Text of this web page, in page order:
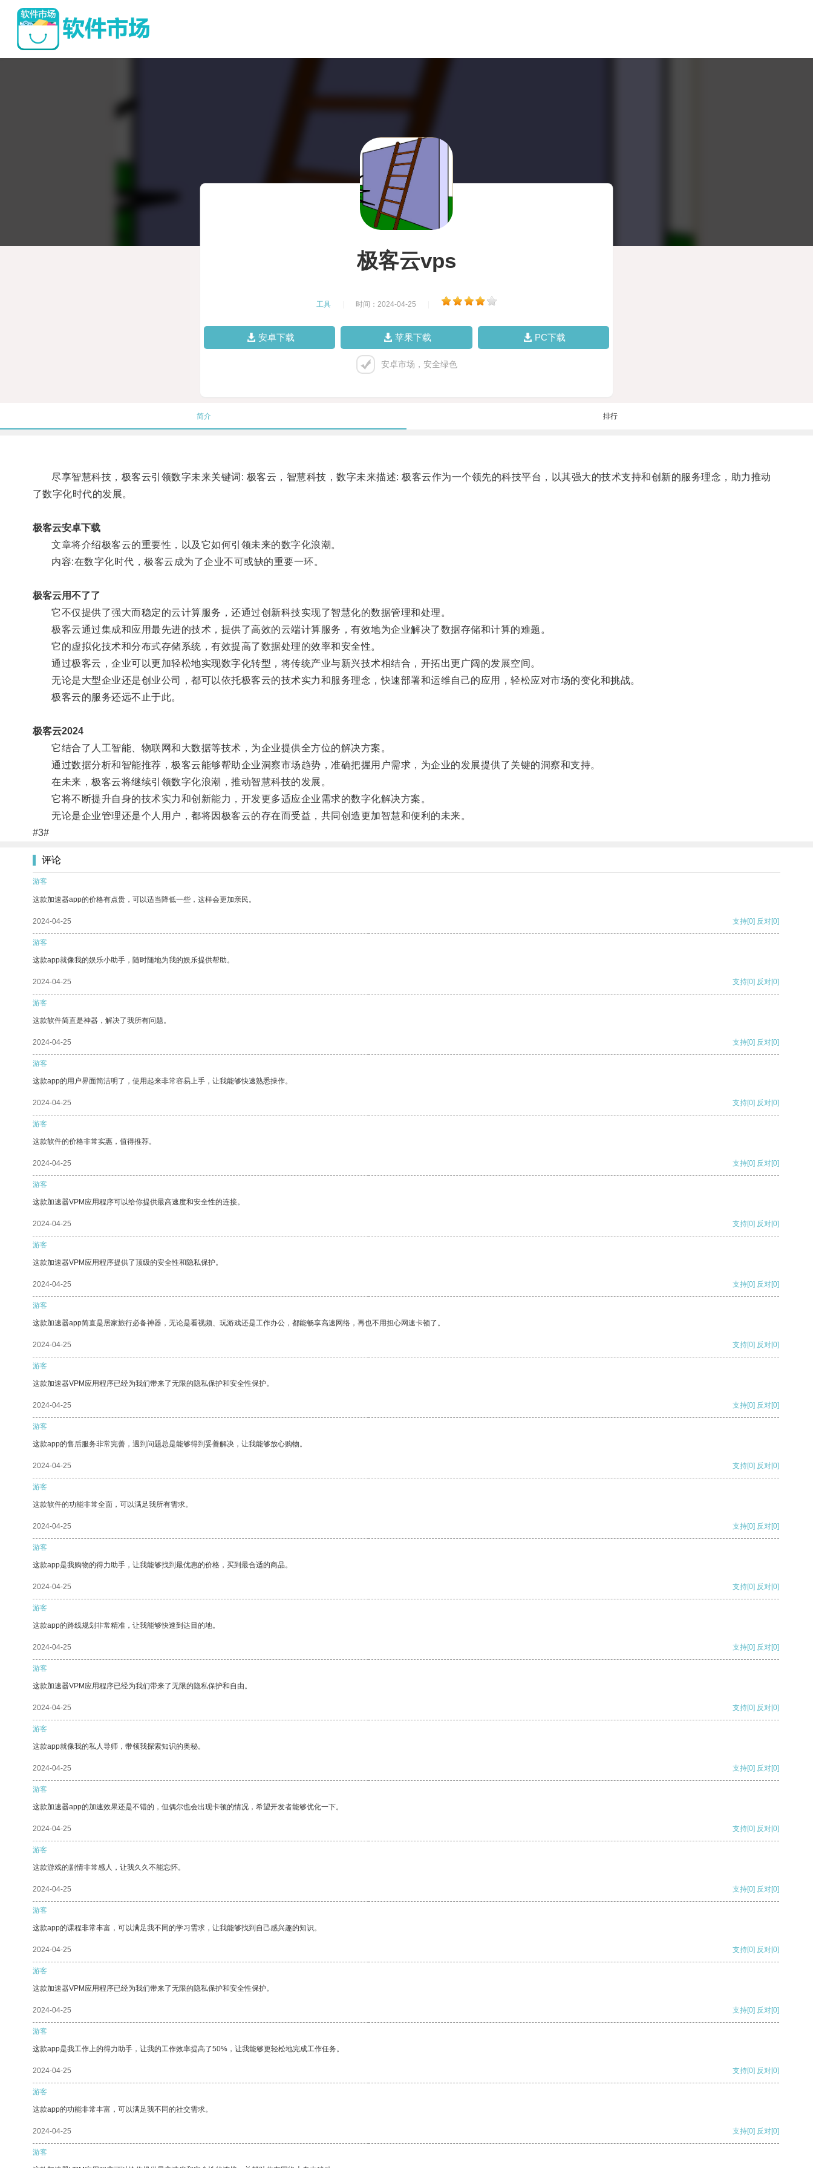
极客云vps
工具 时间：2024-04-25
安卓下载 苹果下载 PC下载
安卓市场，安全绿色
简介 排行
尽享智慧科技，极客云引领数字未来关键词: 极客云，智慧科技，数字未来描述: 极客云作为一个领先的科技平台，以其强大的技术支持和创新的服务理念，助力推动
了数字化时代的发展。
极客云安卓下载
文章将介绍极客云的重要性，以及它如何引领未来的数字化浪潮。
内容:在数字化时代，极客云成为了企业不可或缺的重要一环。
极客云用不了了
它不仅提供了强大而稳定的云计算服务，还通过创新科技实现了智慧化的数据管理和处理。
极客云通过集成和应用最先进的技术，提供了高效的云端计算服务，有效地为企业解决了数据存储和计算的难题。
它的虚拟化技术和分布式存储系统，有效提高了数据处理的效率和安全性。
通过极客云，企业可以更加轻松地实现数字化转型，将传统产业与新兴技术相结合，开拓出更广阔的发展空间。
无论是大型企业还是创业公司，都可以依托极客云的技术实力和服务理念，快速部署和运维自己的应用，轻松应对市场的变化和挑战。
极客云的服务还远不止于此。
极客云2024
它结合了人工智能、物联网和大数据等技术，为企业提供全方位的解决方案。
通过数据分析和智能推荐，极客云能够帮助企业洞察市场趋势，准确把握用户需求，为企业的发展提供了关键的洞察和支持。
在未来，极客云将继续引领数字化浪潮，推动智慧科技的发展。
它将不断提升自身的技术实力和创新能力，开发更多适应企业需求的数字化解决方案。
无论是企业管理还是个人用户，都将因极客云的存在而受益，共同创造更加智慧和便利的未来。
#3#
评论
游客
这款加速器app的价格有点贵，可以适当降低一些，这样会更加亲民。
2024-04-25 支持[0] 反对[0]
游客
这款app就像我的娱乐小助手，随时随地为我的娱乐提供帮助。
2024-04-25 支持[0] 反对[0]
游客
这款软件简直是神器，解决了我所有问题。
2024-04-25 支持[0] 反对[0]
游客
这款app的用户界面简洁明了，使用起来非常容易上手，让我能够快速熟悉操作。
2024-04-25 支持[0] 反对[0]
游客
这款软件的价格非常实惠，值得推荐。
2024-04-25 支持[0] 反对[0]
游客
这款加速器VPM应用程序可以给你提供最高速度和安全性的连接。
2024-04-25 支持[0] 反对[0]
游客
这款加速器VPM应用程序提供了顶级的安全性和隐私保护。
2024-04-25 支持[0] 反对[0]
游客
这款加速器app简直是居家旅行必备神器，无论是看视频、玩游戏还是工作办公，都能畅享高速网络，再也不用担心网速卡顿了。
2024-04-25 支持[0] 反对[0]
游客
这款加速器VPM应用程序已经为我们带来了无限的隐私保护和安全性保护。
2024-04-25 支持[0] 反对[0]
游客
这款app的售后服务非常完善，遇到问题总是能够得到妥善解决，让我能够放心购物。
2024-04-25 支持[0] 反对[0]
游客
这款软件的功能非常全面，可以满足我所有需求。
2024-04-25 支持[0] 反对[0]
游客
这款app是我购物的得力助手，让我能够找到最优惠的价格，买到最合适的商品。
2024-04-25 支持[0] 反对[0]
游客
这款app的路线规划非常精准，让我能够快速到达目的地。
2024-04-25 支持[0] 反对[0]
游客
这款加速器VPM应用程序已经为我们带来了无限的隐私保护和自由。
2024-04-25 支持[0] 反对[0]
游客
这款app就像我的私人导师，带领我探索知识的奥秘。
2024-04-25 支持[0] 反对[0]
游客
这款加速器app的加速效果还是不错的，但偶尔也会出现卡顿的情况，希望开发者能够优化一下。
2024-04-25 支持[0] 反对[0]
游客
这款游戏的剧情非常感人，让我久久不能忘怀。
2024-04-25 支持[0] 反对[0]
游客
这款app的课程非常丰富，可以满足我不同的学习需求，让我能够找到自己感兴趣的知识。
2024-04-25 支持[0] 反对[0]
游客
这款加速器VPM应用程序已经为我们带来了无限的隐私保护和安全性保护。
2024-04-25 支持[0] 反对[0]
游客
这款app是我工作上的得力助手，让我的工作效率提高了50%，让我能够更轻松地完成工作任务。
2024-04-25 支持[0] 反对[0]
游客
这款app的功能非常丰富，可以满足我不同的社交需求。
2024-04-25 支持[0] 反对[0]
游客